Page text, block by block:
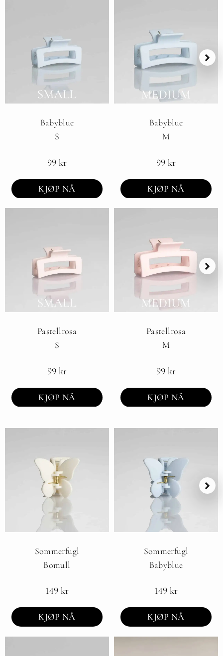
Babyblue
S
99 kr
KJØP NÅ
Babyblue
M
99 kr
KJØP NÅ
Pastellrosa
S
99 kr
KJØP NÅ
Pastellrosa
M
99 kr
KJØP NÅ
Sommerfugl
Bomull
149 kr
KJØP NÅ
Sommerfugl
Babyblue
149 kr
KJØP NÅ